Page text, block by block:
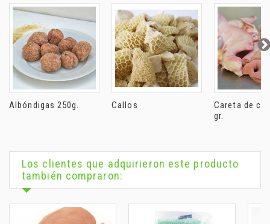
Albóndigas 250g. Callos
Careta de
gr.
Los clientes que adquirieron este producto
también compraron: